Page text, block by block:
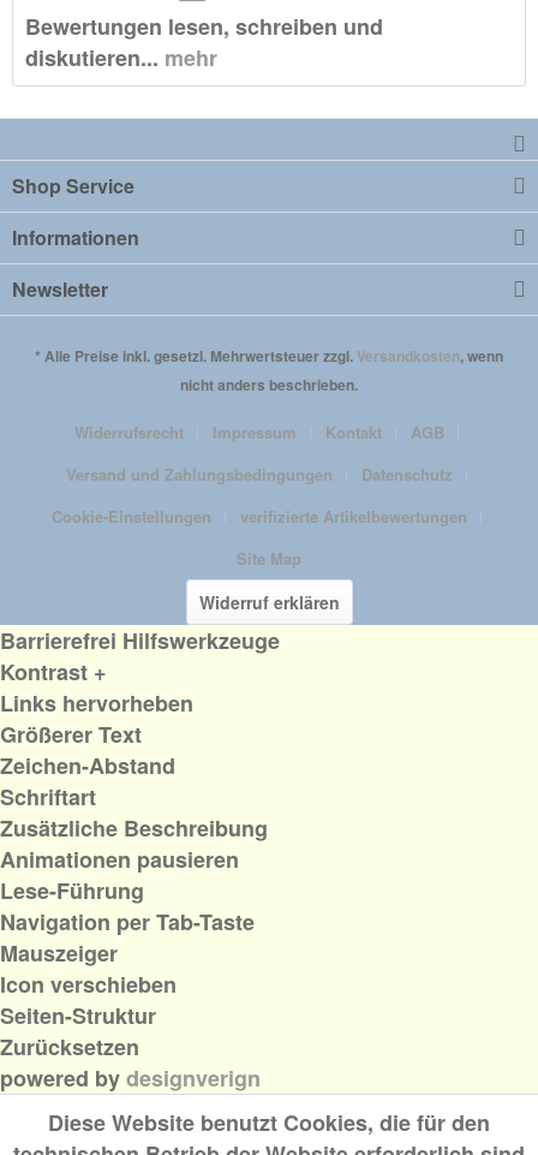
Bewertungen lesen, schreiben und
diskutieren... mehr
Shop Service
Informationen
Newsletter
* Alle Preise inkl. gesetzl. Mehrwertsteuer zzgl.Versandkosten, wenn
nicht anders beschrieben.
Widerrufsrecht Impressum Kontakt
AGB
Versand und Zahlungsbedingungen
Datenschutz
Cookie-Einstellungen
verifizierte Artikelbewertungen
Site Map
Widerruf erklären
Diese Website benutzt Cookies, die für den
Barrierefrei Hilfswerkzeuge
Kontrast +
Links hervorheben
Größerer Text
Zeichen-Abstand
Schriftart
Zusätzliche Beschreibung
Animationen pausieren
Lese-Führung
Navigation per Tab-Taste
Mauszeiger
Icon verschieben
Seiten-Struktur
Zurücksetzen
powered bydesignverign